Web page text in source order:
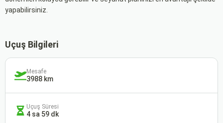
yapabilirsiniz.
Uçuş Bilgileri
Mesafe
3988 km
Uçuş Süresi
4 sa 59 dk